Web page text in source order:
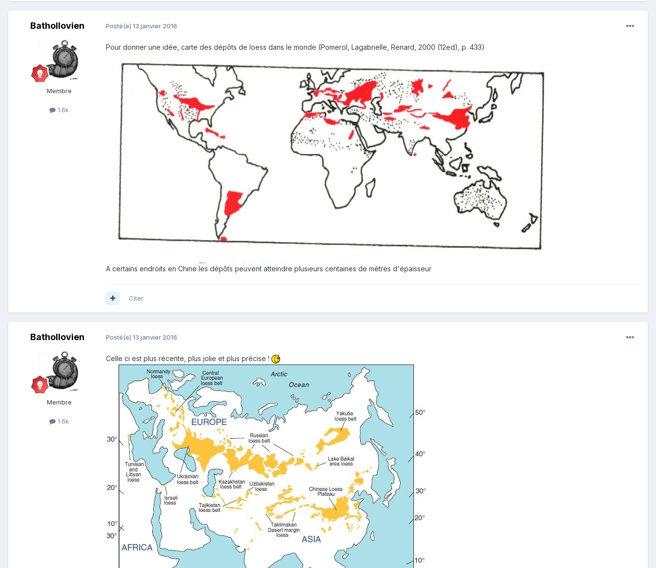
Bathollovien
Membre
1.6k
Posté(e) 13 janvier 2016
Pour donner une idée, carte des dépôts de loess dans le monde (Pomerol, Lagabrielle, Renard, 2000 (12ed), p. 433)
A certains endroits en Chine les dépôts peuvent atteindre plusieurs centaines de mètres d'épaisseur
Citer
Bathollovien
Membre
1.6k
Posté(e) 13 janvier 2016
Celle ci est plus récente, plus jolie et plus précise !